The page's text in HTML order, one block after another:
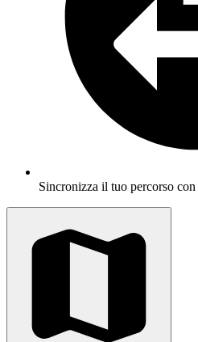
Sincronizza il tuo percorso con